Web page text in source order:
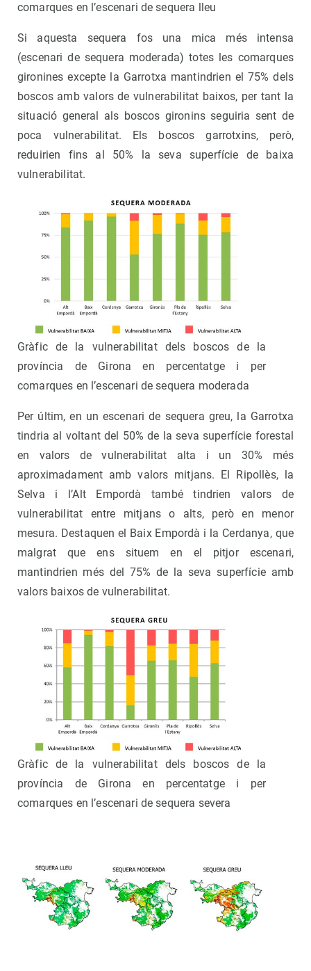
comarques en l’escenari de sequera lleu
Si aquesta sequera fos una mica més intensa
(escenari de sequera moderada) totes les comarques
gironines excepte la Garrotxa mantindrien el 75% dels
boscos amb valors de vulnerabilitat baixos, per tant la
situació general als boscos gironins seguiria sent de
poca vulnerabilitat. Els boscos garrotxins, però,
reduirien fins al 50% la seva superfície de baixa
vulnerabilitat.
Gràfic de la vulnerabilitat dels boscos de la
província de Girona en percentatge i per
comarques en l’escenari de sequera moderada
Per últim, en un escenari de sequera greu, la Garrotxa
tindria al voltant del 50% de la seva superfície forestal
en valors de vulnerabilitat alta i un 30% més
aproximadament amb valors mitjans. El Ripollès, la
Selva i l’Alt Empordà també tindrien valors de
vulnerabilitat entre mitjans o alts, però en menor
mesura. Destaquen el Baix Empordà i la Cerdanya, que
malgrat que ens situem en el pitjor escenari,
mantindrien més del 75% de la seva superfície amb
valors baixos de vulnerabilitat.
Gràfic de la vulnerabilitat dels boscos de la
província de Girona en percentatge i per
comarques en l’escenari de sequera severa